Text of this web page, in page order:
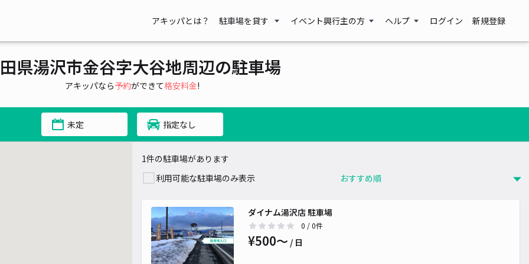
アキッパとは？ 駐車場を貸す イベント興行主の方 ヘルプ ログイン 新規登録
県湯沢市金谷字大谷地周辺の駐車場
アキッパなら予約ができて格安料金!
未定 指定なし
1件の駐車場があります
利用可能な駐車場のみ表示
ダイナム湯沢店 駐車場
0 / 0件
¥500〜 / 日